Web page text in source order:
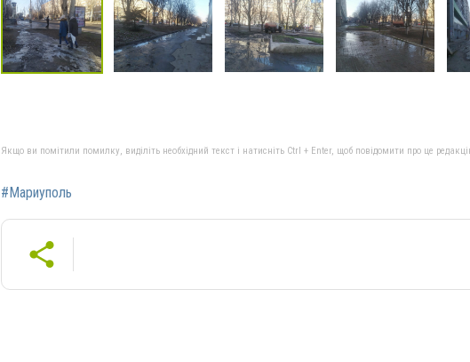
Якщо ви помітили помилку, виділіть необхідний текст і натисніть Ctrl + Enter, щоб повідомити про це
#Мариуполь